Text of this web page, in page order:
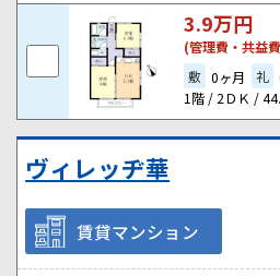
3.9万円
(管理費・共益
敷 0ヶ月 礼
1階 / 2ＤＫ /
ヴィレッヂ華
賃貸マンション